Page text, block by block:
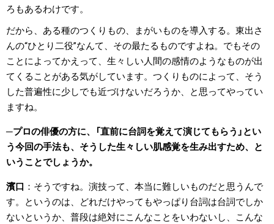
ろもあるわけです。
だから、ある種のつくりもの、まがいものを導入する。東出さ
んの“ひとり二役”なんて、その最たるものですよね。でもその
ことによってかえって、生々しい人間の感情のようなものが出
てくることがある気がしています。つくりものによって、そう
した普遍性に少しでも近づけないだろうか、と思ってやってい
ますね。
プロの俳優の方に、「直前に台詞を覚えて演じてもらう」とい
う今回の手法も、そうした生々しい肌感覚を生み出すため、と
いうことでしょうか。
濱口
そうですね。演技って、本当に難しいものだと思うんで
す。というのは、どれだけやってもやっぱり台詞は台詞でしか
ないというか、普段は絶対にこんなことをいわないし、こんな